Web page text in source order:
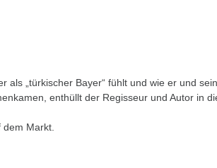
als „türkischer Bayer“ fühlt und wie er und sein
enthüllt der Regisseur und Autor in
Markt.